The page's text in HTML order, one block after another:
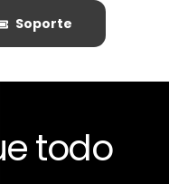
Soporte
todo